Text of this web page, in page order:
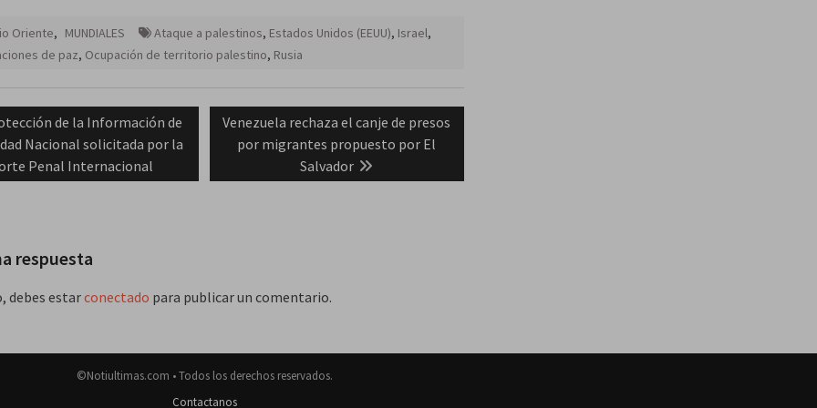
Oriente, MUNDIALES Ataque a palestinos, Estados Unidos (EEUU), Israel,
de paz, Ocupación de territorio palestino, Rusia
de la Información de
Nacional solicitada por la
Penal Internacional
Next
post:
Venezuela rechaza el canje de presos
por migrantes propuesto por El
Salvador
respuesta
debes estarconectado para publicar un comentario.
©Notiultimas.com • Todos los derechos reservados.
Contactanos